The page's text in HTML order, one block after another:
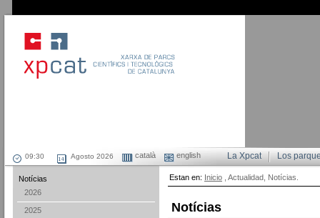
Agosto 2026 català english Los
La Xpcat
Notícias
2026
2025
Estan en: Inicio , Actualidad, Notícias.
Notícias